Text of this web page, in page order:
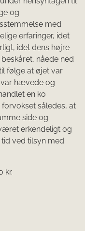
og
med
erfa­ringer, idet
idet dens højre
nåede ned
følge at øjet var
hævede og
en ko
således, at
side og
erkendeligt og
ved tilsyn med
kr.